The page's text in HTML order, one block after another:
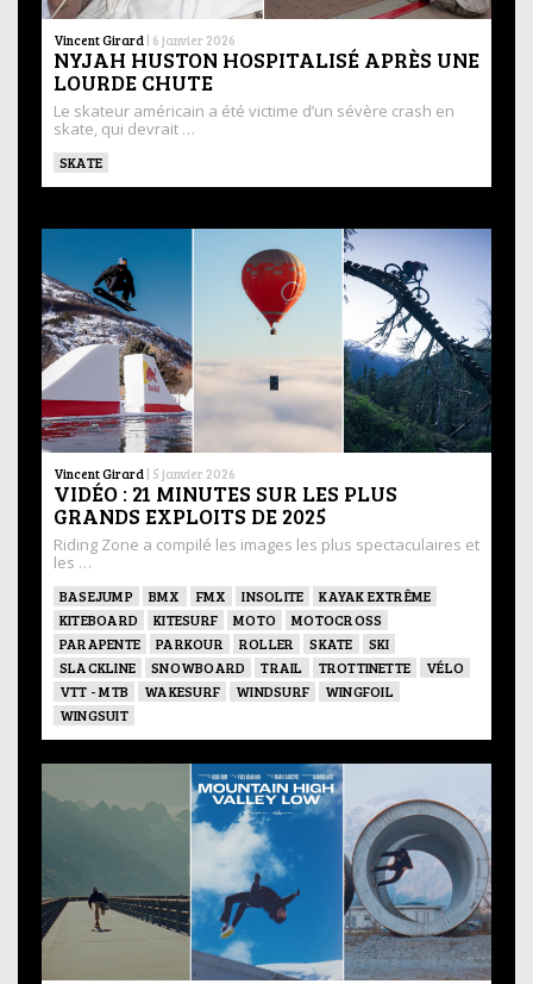
Vincent Girard | 6 janvier 2026
NYJAH HUSTON HOSPITALISÉ APRÈS UNE
LOURDE CHUTE
Le skateur américain a été victime d’un sévère crash en
skate, qui devrait …
SKATE
Vincent Girard | 5 janvier 2026
VIDÉO : 21 MINUTES SUR LES PLUS
GRANDS EXPLOITS DE 2025
Riding Zone a compilé les images les plus spectaculaires et
les …
BASEJUMP BMX FMX INSOLITE
KAYAK EXTRÊME
KITEBOARD
KITESURF MOTO
MOTOCROSS
PARAPENTE
PARKOUR ROLLER SKATE
SKI
SLACKLINE
SNOWBOARD TRAIL TROTTINETTE
VÉLO
VTT - MTB
WAKESURF WINDSURF
WINGFOIL
WINGSUIT